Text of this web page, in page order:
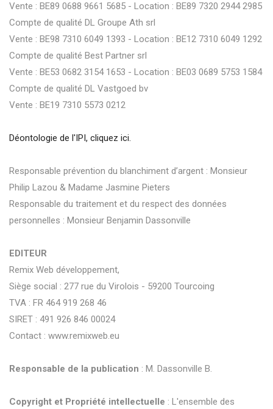
Vente : BE89 0688 9661 5685 - Location : BE89 7320 2944 2985
Compte de qualité DL Groupe Ath srl
Vente : BE98 7310 6049 1393 - Location : BE12 7310 6049 1292
Compte de qualité Best Partner srl
Vente : BE53 0682 3154 1653 - Location : BE03 0689 5753 1584
Compte de qualité DL Vastgoed bv
Vente : BE19 7310 5573 0212
Déontologie de l'IPI, cliquez ici.
Responsable prévention du blanchiment d’argent : Monsieur
Philip Lazou & Madame Jasmine Pieters
Responsable du traitement et du respect des données
personnelles : Monsieur Benjamin Dassonville
EDITEUR
Remix Web développement,
Siège social : 277 rue du Virolois - 59200 Tourcoing
TVA : FR 464 919 268 46
SIRET : 491 926 846 00024
Contact : www.remixweb.eu
Responsable de la publication : M. Dassonville B.
Copyright et Propriété intellectuelle : L'ensemble des